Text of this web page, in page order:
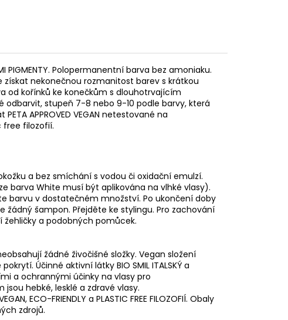
PIGMENTY. Polopermanentní barva bez amoniaku.
nekonečnou rozmanitost barev s krátkou
od kořínků ke konečkům s dlouhotrvajícím
odbarvit, stupeň 7-8 nebo 9-10 podle barvy, která
APPROVED VEGAN netestované na
free filozofií.
a bez smíchání s vodou či oxidační emulzí.
barva White musí být aplikována na vlhké vlasy).
barvu v dostatečném množství. Po ukončení doby
šampon. Přejděte ke stylingu. Pro zachování
a podobných pomůcek.
žádné živočišné složky. Vegan složení
Účinné aktivní látky BIO SMIL ITALSKÝ a
a ochrannými účinky na vlasy pro
hebké, lesklé a zdravé vlasy.
ECO-FRIENDLY a PLASTIC FREE FILOZOFIÍ. Obaly
zdrojů.